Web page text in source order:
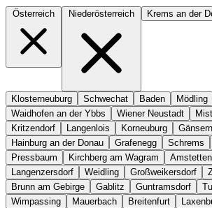
Österreich Niederösterreich Krems an der
Klosterneuburg Schwechat Baden Mödling
Waidhofen an der Ybbs
Wiener Neustadt
Kritzendorf
Langenlois Korneuburg
Hainburg an der Donau
Grafenegg Schrems
Pressbaum
Kirchberg am Wagram Amstetten
Langenzersdorf
Weidling Großweikersdorf
Brunn am Gebirge
Gablitz Guntramsdorf
Wimpassing
Mauerbach Breitenfurt